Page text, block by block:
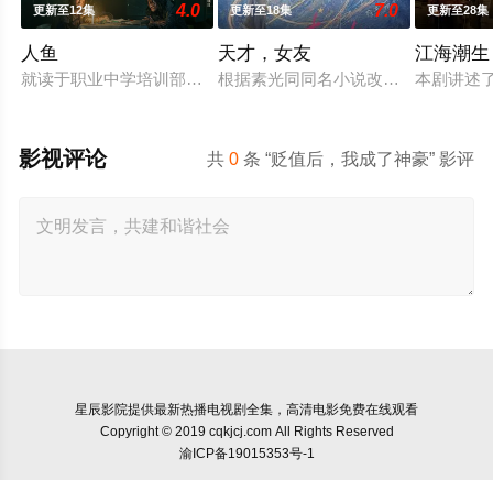
更新至12集 4.0
人鱼
就读于职业中学培训部的花季女生苏琳（黄杨钿甜 饰），虽自
更新至18集 7.0
天才，女友
根据素光同同名小说改编。江逾白长
更新至28集
江海潮生
本剧讲述
共0 条 “贬值后，我成了神豪” 影评
影视评论
星辰影院提供最新热播电视剧全集，高清电影免费在线观看
Copyright © 2019 cqkjcj.com All Rights Reserved
渝ICP备19015353号-1